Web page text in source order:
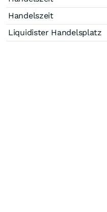
Handelszeit
Liquidister Handelsplatz